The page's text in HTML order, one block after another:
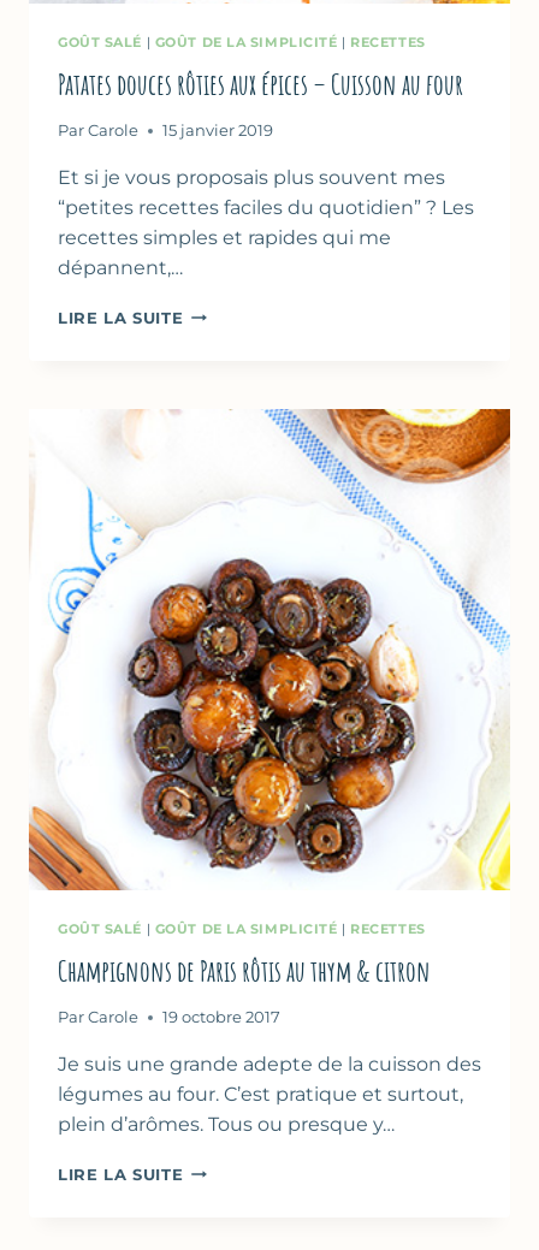
GOÛT SALÉ | GOÛT DE LA SIMPLICITÉ | RECETTES
Patates douces rôties aux épices – Cuisson au four
Par Carole 15 janvier 2019
Et si je vous proposais plus souvent mes
“petites recettes faciles du quotidien” ? Les
recettes simples et rapides qui me
dépannent,…
LIRE LA SUITE PATATES
ÉPICES
FOUR
GOÛT SALÉ | GOÛT DE LA SIMPLICITÉ | RECETTES
Champignons de Paris rôtis au thym & citron
Par Carole 19 octobre 2017
Je suis une grande adepte de la cuisson des
légumes au four. C’est pratique et surtout,
plein d’arômes. Tous ou presque y…
LIRE LA SUITE CHAMPIGNONS